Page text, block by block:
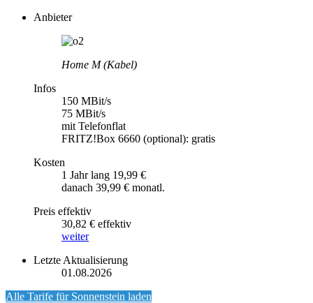
Anbieter
Home M (Kabel)
Infos
150 MBit/s
75 MBit/s
mit Telefonflat
FRITZ!Box 6660 (optional): gratis
Kosten
1 Jahr lang 19,99 €
danach 39,99 € monatl.
Preis effektiv
30,82 € effektiv
weiter
Letzte Aktualisierung
01.08.2026
Alle Tarife für Sonnenstein laden